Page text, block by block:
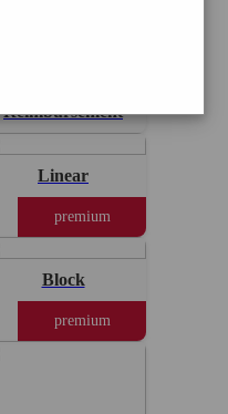
Reimbursement
Linear
premium
Block
premium